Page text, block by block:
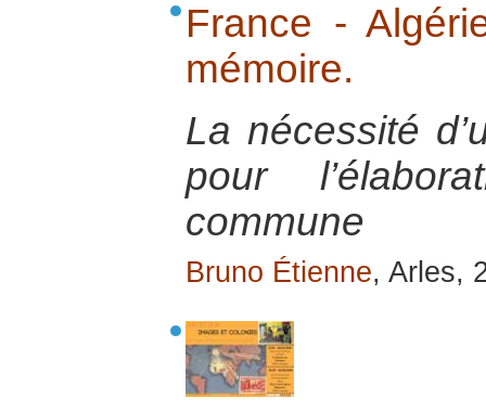
France -
mémoire.
La nécessité
pour
commune
Bruno Étienne, Arles,